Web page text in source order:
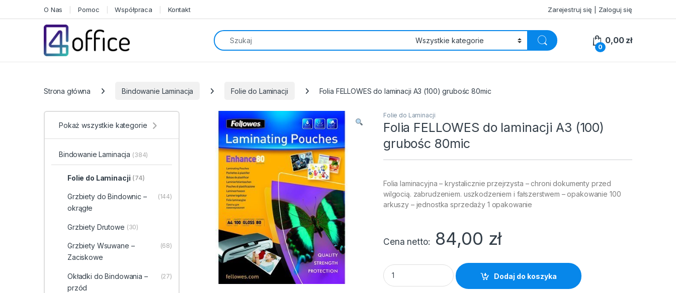
O Nas Pomoc Współpraca Kontakt Zarejestruj się | Zaloguj się
Search for:
0
0,00 zł
Strona główna Bindowanie Laminacja Folie do Laminacji Folia FELLOWES do laminacji A3 (100) grubośc 80mic
Folie do Laminacji
Folia FELLOWES do laminacji A3 (100)
grubośc 80mic
Folia laminacyjna – krystalicznie przejrzysta – chroni dokumenty przed
wilgocią. zabrudzeniem. uszkodzeniem i fałszerstwem – opakowanie 100
arkuszy – jednostka sprzedaży 1 opakowanie
Cena netto 84,00 zł
Folia FELLOWES do laminacji A3 (100) grubośc 80mic quantity
Dodaj do koszyka
Pokaż wszystkie kategorie
Bindowanie Laminacja (384)
Folie do Laminacji (74)
Grzbiety do Bindownic –
okrągłe
(144)
Grzbiety Drutowe (30)
Grzbiety Wsuwane –
Zaciskowe
(68)
Okładki do Bindowania –
przód
(27)